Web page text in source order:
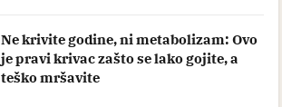
Ne krivite godine, ni metabolizam: Ovo
je pravi krivac zašto se lako gojite, a
teško mršavite